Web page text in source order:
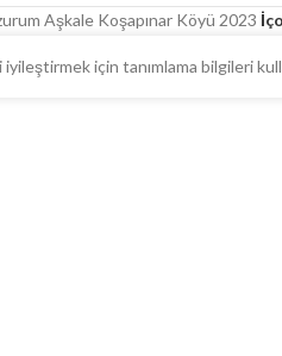
Aşkale Koşapınar Köyü 2023
için tanımlama bilgileri